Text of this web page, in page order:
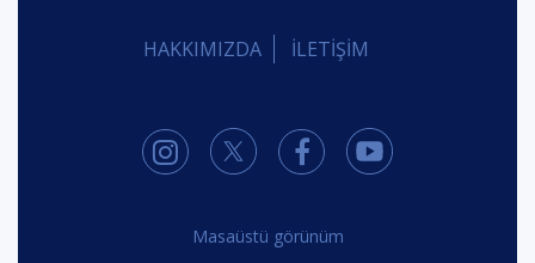
HAKKIMIZDA İLETİŞİM
Masaüstü görünüm